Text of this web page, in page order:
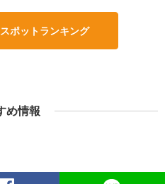
ポットランキング
め情報